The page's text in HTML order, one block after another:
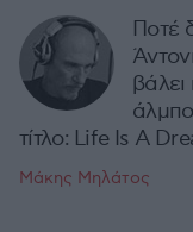
Ποτέ
βάλει
τίτλο: Life Is A
Μάκης Μηλάτος